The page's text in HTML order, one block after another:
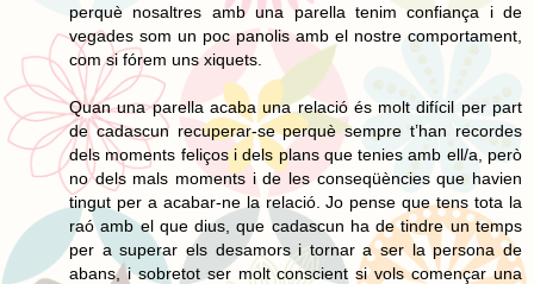
perquè nosaltres amb una parella tenim confiança i de
vegades som un poc panolis amb el nostre comportament,
com si fórem uns xiquets.
Quan una parella acaba una relació és molt difícil per part
de cadascun recuperar-se perquè sempre t’han recordes
dels moments feliços i dels plans que tenies amb ell/a, però
no dels mals moments i de les conseqüències que havien
tingut per a acabar-ne la relació. Jo pense que tens tota la
raó amb el que dius, que cadascun ha de tindre un temps
per a superar els desamors i tornar a ser la persona de
abans, i sobretot ser molt conscient si vols començar una